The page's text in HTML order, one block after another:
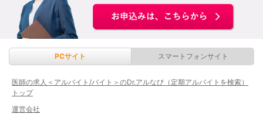
PCサイト スマートフォンサイト
医師の求人＜アルバイト/バイト＞のDr.アルなび（定期アルバイトを検索）
トップ
運営会社